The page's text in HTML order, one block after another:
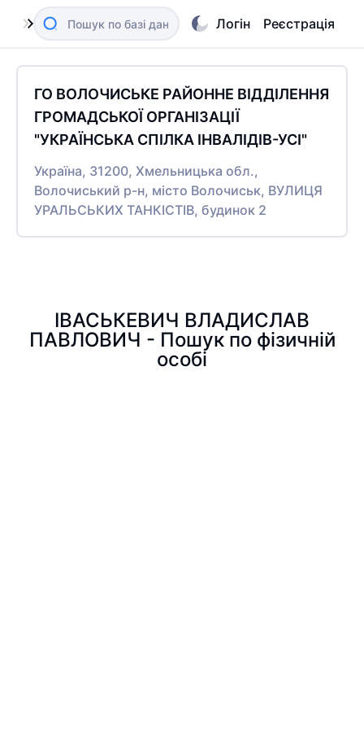
Логін Реєстрація
ГО ВОЛОЧИСЬКЕ РАЙОННЕ ВІДДІЛЕННЯ
ГРОМАДСЬКОЇ ОРГАНІЗАЦІЇ
"УКРАЇНСЬКА СПІЛКА ІНВАЛІДІВ-УСІ"
Україна, 31200, Хмельницька обл.,
Волочиський р-н, місто Волочиськ, ВУЛИЦЯ
УРАЛЬСЬКИХ ТАНКІСТІВ, будинок 2
ІВАСЬКЕВИЧ ВЛАДИСЛАВ
ПАВЛОВИЧ - Пошук по фізичній
особі